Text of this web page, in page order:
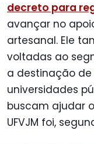
decreto para
avançar no
artesanal. Ele
voltadas ao
a destinação de
universidades
buscam ajudar
UFVJM foi,